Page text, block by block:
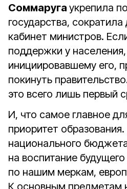
Соммаруга укрепила
государства,
кабинет министров.
поддержки у
инициировавшему его,
покинуть
это всего лишь первый
И, что самое главное
приоритет
национального
на воспитание
по нашим меркам,
К основным предметам